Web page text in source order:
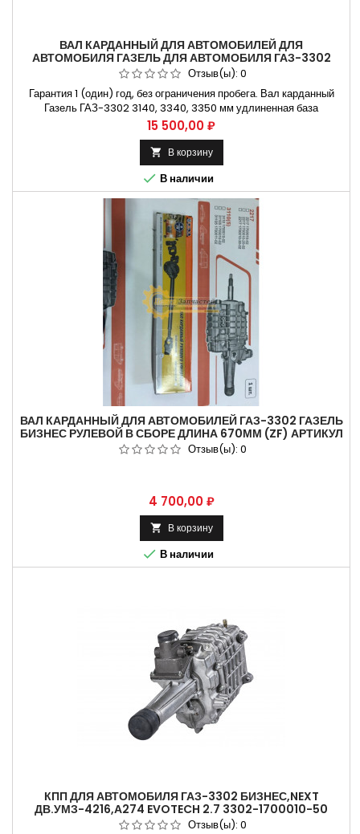
ВАЛ КАРДАННЫЙ ДЛЯ АВТОМОБИЛЕЙ ДЛЯ
АВТОМОБИЛЯ ГАЗЕЛЬ ДЛЯ АВТОМОБИЛЯ ГАЗ-3302
3140, 3340, 3350 ММ УДЛИН.БАЗА
Отзыв(ы): 0
Гарантия 1 (один) год, без ограничения пробега. Вал карданный
Газель ГАЗ-3302 3140, 3340, 3350 мм удлиненная база
Применяется на автомобилях Газ-3302. Газ-33027. Газ-33021. Не
требующая установки на СТО. Способы оплаты Безналичный
расчет, оплата банковской картой
Цена
15 500,00 ₽
 В корзину
 В наличии
ВАЛ КАРДАННЫЙ ДЛЯ АВТОМОБИЛЕЙ ГАЗ-3302 ГАЗЕЛЬ
БИЗНЕС РУЛЕВОЙ В СБОРЕ ДЛИНА 670ММ (ZF) АРТИКУЛ
1099900.Отзыв(ы): 0
Цена
4 700,00 ₽
 В корзину
 В наличии
КПП ДЛЯ АВТОМОБИЛЯ ГАЗ-3302 БИЗНЕС,NEXT
ДВ.УМЗ-4216,А274 EVOTECH 2.7 3302-1700010-50
Отзыв(ы): 0